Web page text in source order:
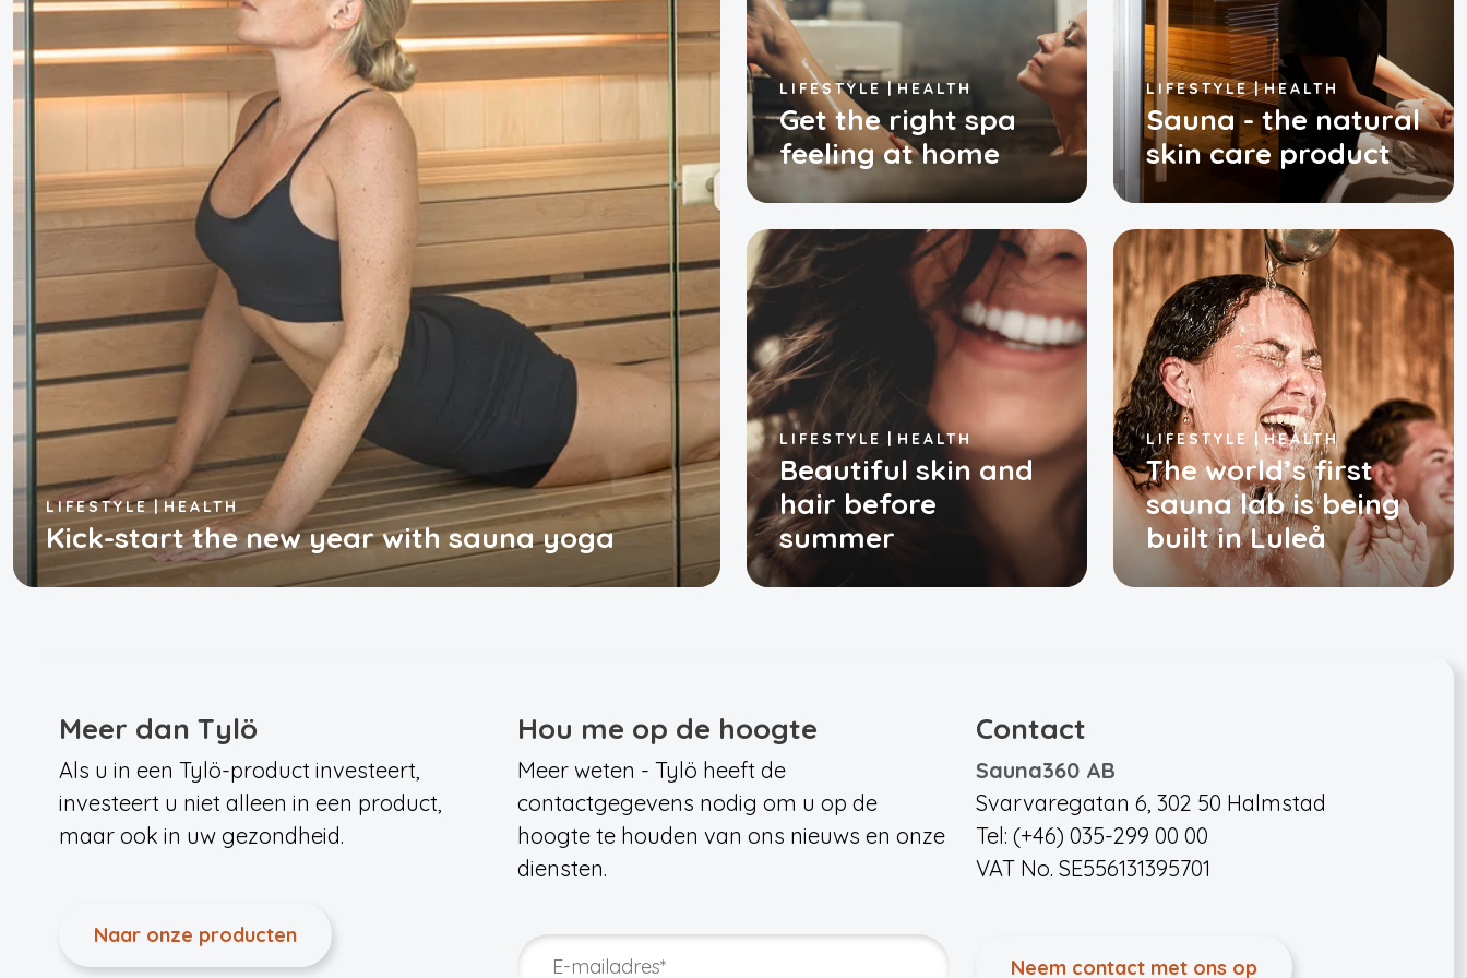
LIFESTYLE HEALTH
Kick-start the new year with sauna yoga
LIFESTYLE HEALTH
Get the right spa
feeling at home
LIFESTYLE HEALTH
Sauna - the natural
skin care product
LIFESTYLE HEALTH
Beautiful skin and
hair before
summer
LIFESTYLE HEALTH
The world’s first
sauna lab is being
built in Luleå
Meer dan Tylö
Als u in een Tylö-product investeert,
investeert u niet alleen in een product,
maar ook in uw gezondheid.
Naar onze producten
Hou me op de hoogte
Meer weten - Tylö heeft de
contactgegevens nodig om u op de
hoogte te houden van ons nieuws en onze
diensten.
Contact
Sauna360 AB
Svarvaregatan 6, 302 50 Halmstad
Tel: (+46) 035-299 00 00
VAT No. SE556131395701
Neem contact met ons op